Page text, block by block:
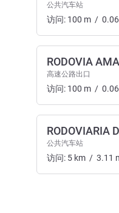
公共汽车站
访问: 100 m / 0.06
RODOVIA
高速公路出口
访问: 100 m / 0.06
RODOVIARIA
公共汽车站
访问: 5 km / 3.11